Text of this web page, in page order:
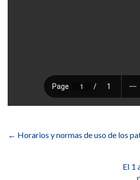
de
← Horarios y normas de uso de los
EI 1